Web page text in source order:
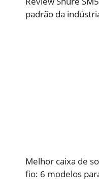
padrão da
Melhor caixa de
fio: 6 modelos